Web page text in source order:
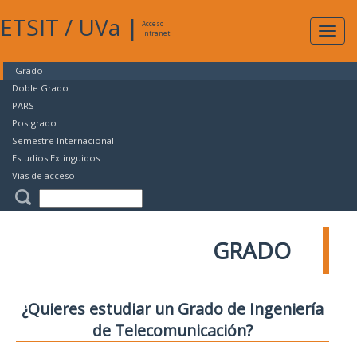
ETSIT / UVa |
Acceso
Intranet
Grado
Doble Grado
PARS
Postgrado
Semestre Internacional
Estudios Extinguidos
Vías de acceso
GRADO
¿Quieres estudiar un Grado de Ingeniería
de Telecomunicación?